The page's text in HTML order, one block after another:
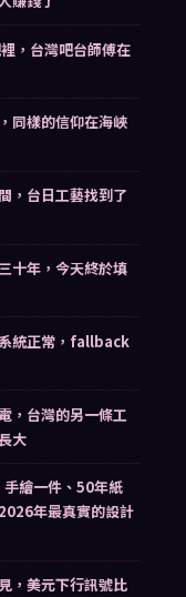
，台灣吧台師傅在
同樣的信仰在海峽
，台日工藝找到了
十年，今天終於填
統正常，fallback
，台灣的另一條工
大
繪一件、50年紙
年最真實的設計
，美元下行訊號比